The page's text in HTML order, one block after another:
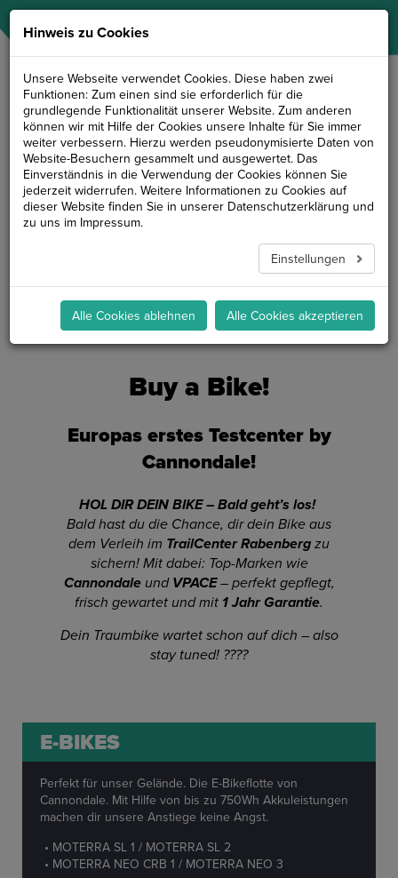
NAVIGATION
Buy a Bike!
Europas erstes Testcenter by
Cannondale!
HOL DIR DEIN BIKE – Bald geht’s los!
Bald hast du die Chance, dir dein Bike aus
dem Verleih im TrailCenter Rabenberg zu
sichern! Mit dabei: Top-Marken wie
Cannondaleund VPACE– perfekt gepflegt,
frisch gewartet und mit 1 Jahr Garantie.
Dein Traumbike wartet schon auf dich – also
stay tuned! ????
E-BIKES
Perfekt für unser Gelände. Die E-Bikeflotte von
Cannondale. Mit Hilfe von bis zu 750Wh Akkuleistungen
machen dir unsere Anstiege keine Angst.
MOTERRA SL 1 / MOTERRA SL 2
MOTERRA NEO CRB 1 / MOTERRA NEO 3
Hinweis zu Cookies
Unsere Webseite verwendet Cookies. Diese haben zwei
Funktionen: Zum einen sind sie erforderlich für die
grundlegende Funktionalität unserer Website. Zum anderen
können wir mit Hilfe der Cookies unsere Inhalte für Sie immer
weiter verbessern. Hierzu werden pseudonymisierte Daten von
Website-Besuchern gesammelt und ausgewertet. Das
Einverständnis in die Verwendung der Cookies können Sie
jederzeit widerrufen. Weitere Informationen zu Cookies auf
dieser Website finden Sie in unserer Datenschutzerklärung und
zu uns im Impressum.
Einstellungen
Alle Cookies ablehnen Alle Cookies akzeptieren